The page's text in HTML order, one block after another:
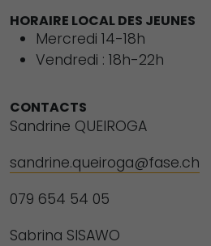
HORAIRE LOCAL DES JEUNES
Mercredi 14-18h
Vendredi : 18h-22h
CONTACTS
Sandrine QUEIROGA
sandrine.queiroga@fase.ch
079 654 54 05
Sabrina SISAWO